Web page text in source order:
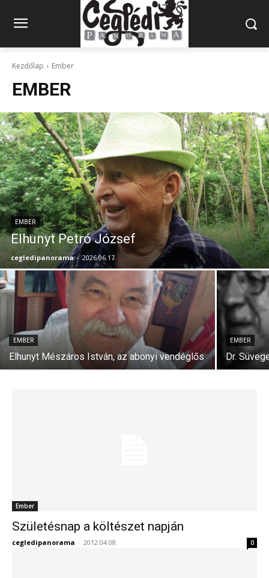
Kezdőlap Ember
EMBER
EMBER
Elhunyt Petró József
cegledipanorama - 2026.06.17.
EMBER
Elhunyt Mészáros István, az abonyi vendéglős
EMBER
Dr.
Ember
Születésnap a költészet napján
cegledipanorama - 2012.04.08. 0